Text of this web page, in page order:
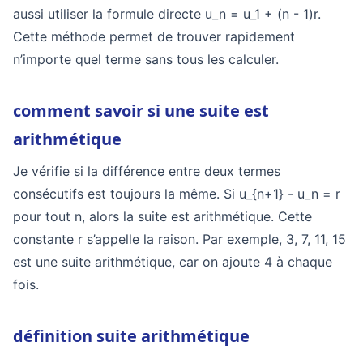
aussi utiliser la formule directe u_n = u_1 + (n - 1)r.
Cette méthode permet de trouver rapidement
n’importe quel terme sans tous les calculer.
comment savoir si une suite est
arithmétique
Je vérifie si la différence entre deux termes
consécutifs est toujours la même. Si u_{n+1} - u_n = r
pour tout n, alors la suite est arithmétique. Cette
constante r s’appelle la raison. Par exemple, 3, 7, 11, 15
est une suite arithmétique, car on ajoute 4 à chaque
fois.
définition suite arithmétique